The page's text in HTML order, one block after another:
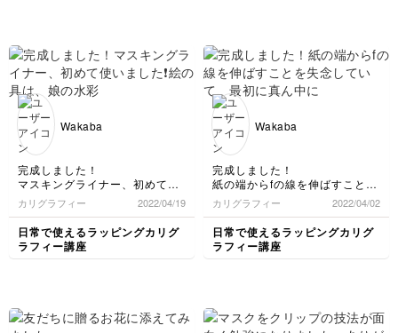
Wakaba
完成しました！
マスキングライナー、初めて使
いました❗️絵の具は、娘の水彩絵
の具を使いました。水で薄めた
のですが、マスキングライナー
がきれいに取れない箇所が。か
なり水で薄めた絵の具でない
剥がれませんでした。)
なんか不思議なペンですね。白
カリグラフィー 2022/04/19
日常で使えるラッピングカリグ
ラフィー講座
Wakaba
完成しました！
紙の端からfの線を伸ばすことを
失念していて、最初に真ん中に
穴を開けてしまいました💦リボ
ンにも隠れてしまって少し残念
な感じになってしまいました💦
横に伸ばす線、もう少し滑らか
カリグラフィー 2022/04/02
日常で使えるラッピングカリグ
ラフィー講座